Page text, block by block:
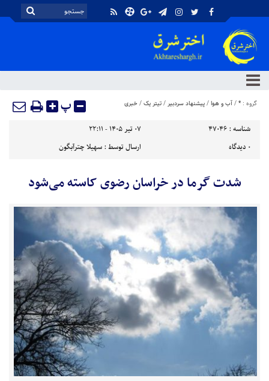
گروه : *
/آب و هوا/پیشنهاد سردبیر/تیتر یک/خبری پ
شناسه : 47046
۰۷ تیر ۱۴۰۵ - ۲۲:۱۱
۰ دیدگاه ارسال توسط :سهیلا چترآبگون
شدت گرما در خراسان رضوی کاسته می‌شود